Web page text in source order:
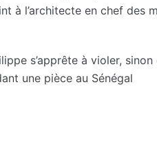
à l’architecte en chef des
s’apprête à violer,
une pièce au Sénégal